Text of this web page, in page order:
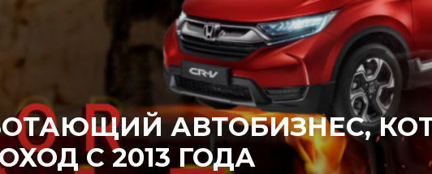
АВТОБИЗНЕС,
С 2013 ГОДА